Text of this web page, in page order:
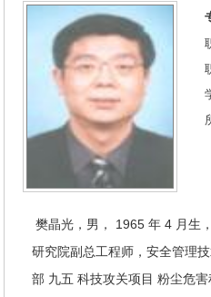
樊晶光，男， 1965 年 4 月生
研究院副总工程师，安全管理
部 九五 科技攻关项目 粉尘危